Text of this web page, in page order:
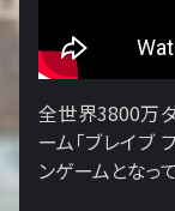
全世界3800万
ーム「ブレイブ
ンゲームとなっ